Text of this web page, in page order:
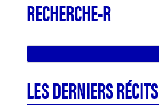
RECHERCHE-R
LES DERNIERS RÉCITS